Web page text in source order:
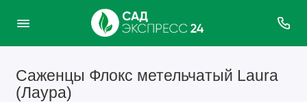
Саженцы Флокс метельчатый Laura
(Лаура)